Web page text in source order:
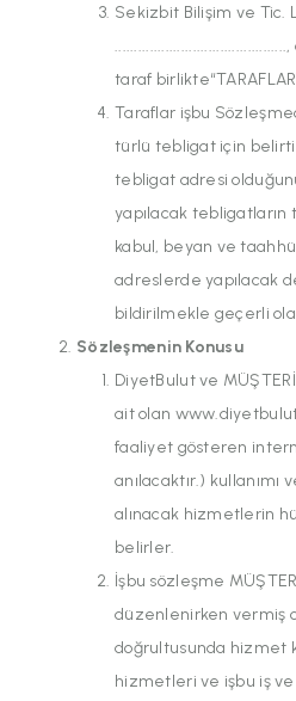
Sekizbit Bilişim ve Tic.
taraf
Taraflar işbu
türlü tebligat için
tebligat adresi
yapılacak tebligatların
kabul, beyan ve
adreslerde yapılacak
bildirilmekle geçerli
Sözleşmenin Konusu
DiyetBulut ve
ait olan
faaliyet gösteren
anılacaktır.)
alınacak hizmetlerin
belirler.
İşbu sözleşme
düzenlenirken vermiş
doğrultusunda hizmet
hizmetleri ve işbu iş